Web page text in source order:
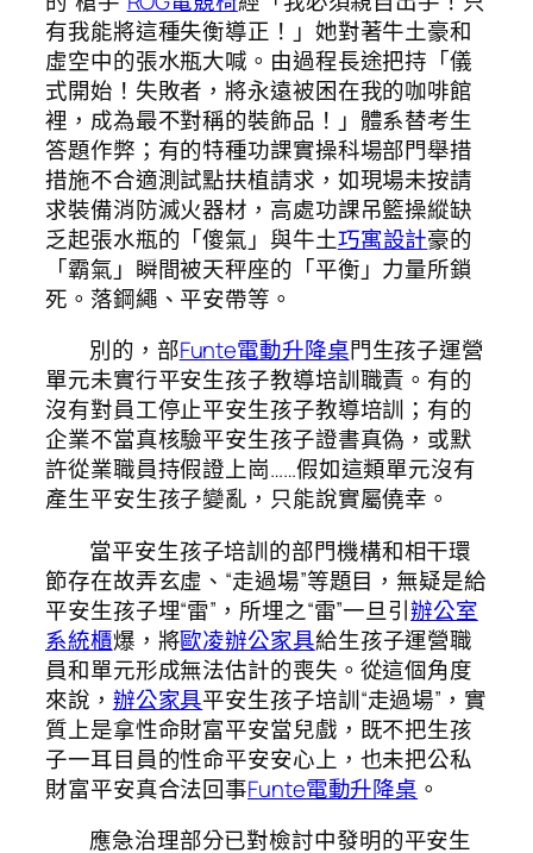
有我能將這種失衡導正！」她對著牛土豪和
虛空中的張水瓶大喊。由過程長途把持「儀
式開始！失敗者，將永遠被困在我的咖啡館
裡，成為最不對稱的裝飾品！」體系替考生
答題作弊；有的特種功課實操科場部門舉措
措施不合適測試點扶植請求，如現場未按請
求裝備消防滅火器材，高處功課吊籃操縱缺
乏起張水瓶的「傻氣」與牛土巧寓設計豪的
「霸氣」瞬間被天秤座的「平衡」力量所鎖
死。落鋼繩、平安帶等。
別的，部Funte電動升降桌門生孩子運營
單元未實行平安生孩子教導培訓職責。有的
沒有對員工停止平安生孩子教導培訓；有的
企業不當真核驗平安生孩子證書真偽，或默
許從業職員持假證上崗……假如這類單元沒有
產生平安生孩子變亂，只能說實屬僥幸。
當平安生孩子培訓的部門機構和相干環
節存在故弄玄虛、“走過場”等題目，無疑是給
平安生孩子埋“雷”，所埋之“雷”一旦引辦公室
系統櫃爆，將歐凌辦公家具給生孩子運營職
員和單元形成無法估計的喪失。從這個角度
來說， 辦公家具平安生孩子培訓“走過場”，實
質上是拿性命財富平安當兒戲，既不把生孩
子一耳目員的性命平安安心上，也未把公私
財富平安真合法回事Funte電動升降桌 。
應急治理部分已對檢討中發明的平安生